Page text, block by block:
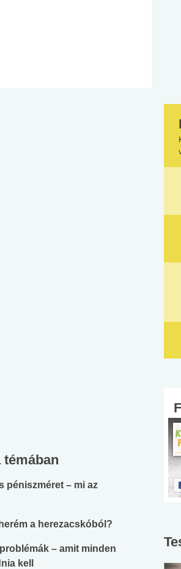
témában
péniszméret – mi az
a herezacskóból?
– amit minden
kell